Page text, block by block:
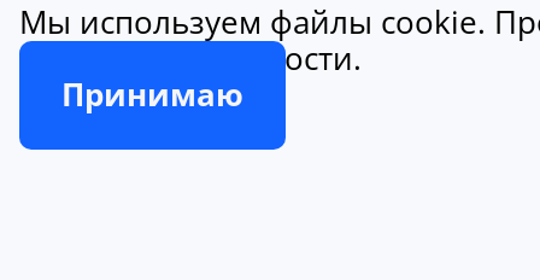
Мы используем файлы cookie.
конфиденциальности.
Принимаю